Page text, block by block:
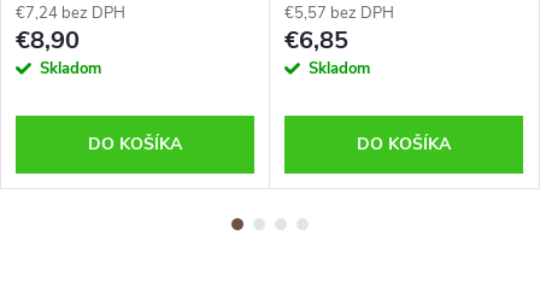
€7,24 bez DPH
€8,90
Skladom
DO KOŠÍKA
€5,57 bez DPH
€6,85
Skladom
DO KOŠÍKA